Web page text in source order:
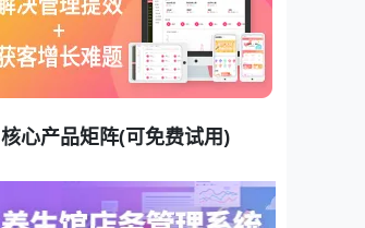
核心产品矩阵(可免费试用)